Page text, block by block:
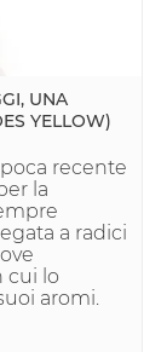
UNA
YELLOW)
recente
la
a radici
cui lo
aromi.